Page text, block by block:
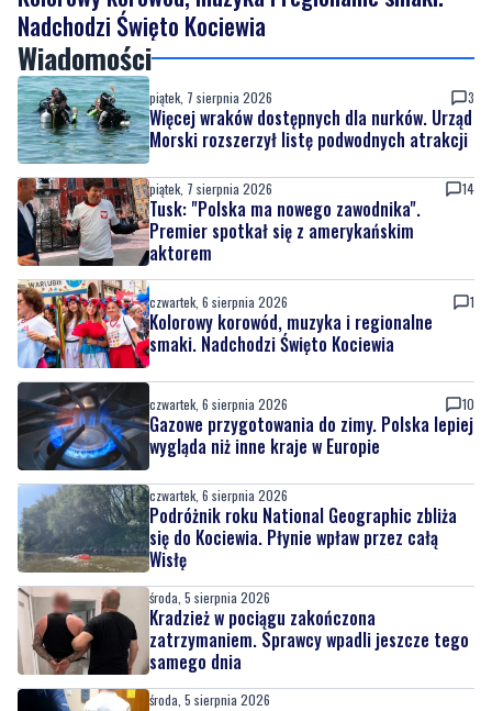
piątek, 7 sierpnia 2026
Więcej wraków dostępnych dla nurków. Urząd
Morski rozszerzył listę podwodnych atrakcji
piątek, 7 sierpnia 2026 14
Tusk: "Polska ma nowego zawodnika".
Premier spotkał się z amerykańskim
aktorem
czwartek, 6 sierpnia 2026
Kolorowy korowód, muzyka i regionalne
smaki. Nadchodzi Święto Kociewia
czwartek, 6 sierpnia 2026
Gazowe przygotowania do zimy. Polska lepiej
czwartek, 6 sierpnia 2026
Podróżnik roku National Geographic zbliża
się do Kociewia. Płynie wpław przez całą
Wisłę
środa, 5 sierpnia 2026
Kradzież w pociągu zakończona
zatrzymaniem. Sprawcy wpadli jeszcze tego
samego dnia
środa, 5 sierpnia 2026
Zniszczył klimatyzator. Podczas
zatrzymania wyszło na jaw, że był
poszukiwany